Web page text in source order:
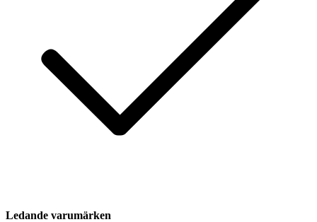
Ledande varumärken